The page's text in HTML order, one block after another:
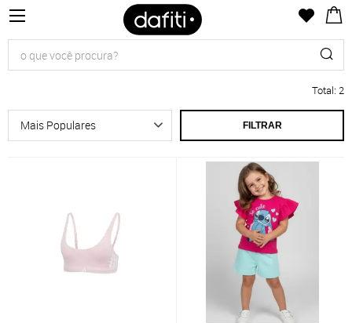
Total: 2
FILTRAR